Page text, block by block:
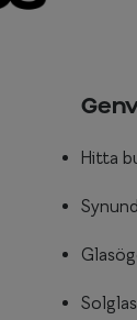
Hitta